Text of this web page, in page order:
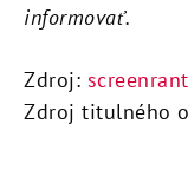
informovať.
Zdroj:
Zdroj titulného